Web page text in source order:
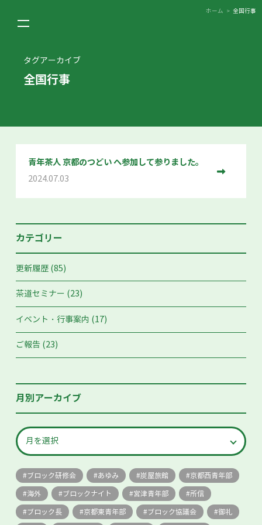
ホーム > 全国行事
タグアーカイブ
全国行事
カテゴリー
更新履歴(85)
茶道セミナー (23)
イベント・行事案内 (17)
ご報告(23)
月別アーカイブ
ブロック研修会 あゆみ 炭屋旅館 京都西青年部
海外 ブロックナイト 宮津青年部 所信
ブロック長 京都東青年部 ブロック協議会 御礼
青年茶人 京都のつどい へ参加して参りました。
2024.07.03